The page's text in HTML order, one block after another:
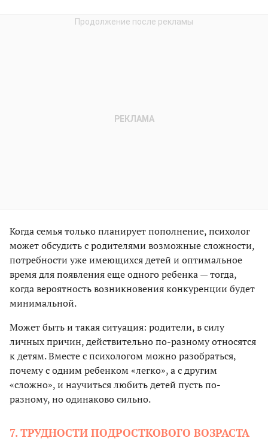
Когда семья только планирует пополнение, психолог
может обсудить с родителями возможные сложности,
потребности уже имеющихся детей и оптимальное
время для появления еще одного ребенка — тогда,
когда вероятность возникновения конкуренции будет
минимальной.
Может быть и такая ситуация: родители, в силу
личных причин, действительно по-разному относятся
к детям. Вместе с психологом можно разобраться,
почему с одним ребенком «легко», а с другим
«сложно», и научиться любить детей пусть по-
разному, но одинаково сильно.
7. ТРУДНОСТИ ПОДРОСТКОВОГО ВОЗРАСТА